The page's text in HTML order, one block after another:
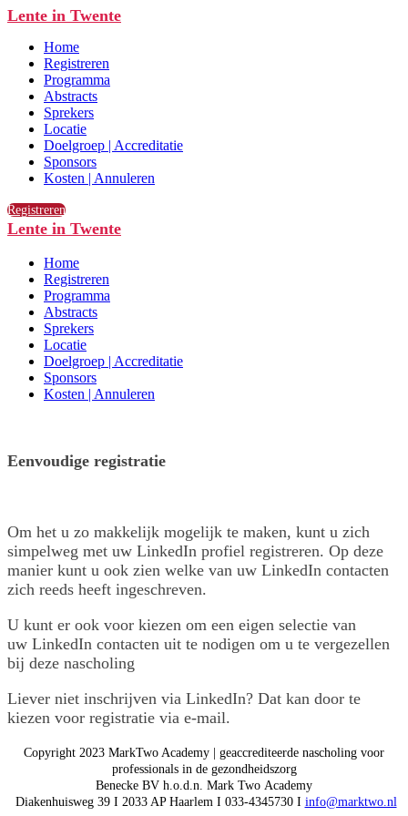
Lente in Twente
Home
Registreren
Programma
Abstracts
Sprekers
Locatie
Doelgroep | Accreditatie
Sponsors
Kosten | Annuleren
Registreren
Lente in Twente
Home
Registreren
Programma
Abstracts
Sprekers
Locatie
Doelgroep | Accreditatie
Sponsors
Kosten | Annuleren
Eenvoudige registratie
Om het u zo makkelijk mogelijk te maken, kunt u zich
simpelweg met uw LinkedIn profiel registreren. Op deze
manier kunt u ook zien welke van uw LinkedIn contacten
zich reeds heeft ingeschreven.
U kunt er ook voor kiezen om een eigen selectie van
uw LinkedIn contacten uit te nodigen om u te vergezellen
bij deze nascholing
Liever niet inschrijven via LinkedIn? Dat kan door te
kiezen voor registratie via e-mail.
Copyright 2023 MarkTwo Academy | geaccrediteerde nascholing voor
professionals in de gezondheidszorg
Benecke BV h.o.d.n. Mark Two Academy
Diakenhuisweg 39 I 2033 AP Haarlem I 033-4345730 I info@marktwo.nl